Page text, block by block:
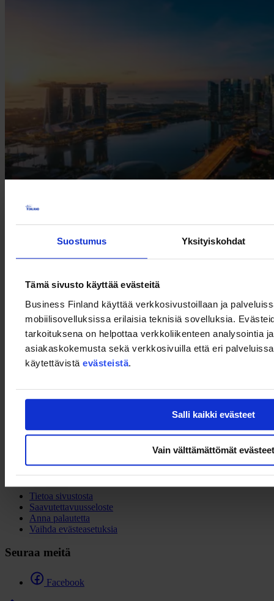
Suostumus Yksityiskohdat
Tämä sivusto käyttää evästeitä
Business Finland käyttää verkkosivustoillaan ja
mobiilisovelluksissa erilaisia teknisiä sovelluksia.
tarkoituksena on helpottaa verkkoliikenteen analysointia
asiakaskokemusta sekä verkkosivuilla että eri
käytettävistä evästeistä.
Salli kaikki evästeet
Vain välttämättömät evästeet
Aamupäivätilaisuus, jossa keskitytään Singaporeen ja siihen, miten
tarkoitettu kaikille, jotka ovat kiinnostuneita oppimaan lisää
Singaporen liiketoimintaympäristöstä ja harkitsevat
liiketoimintatoiminnan aloittamista Singaporessa.
Tapahtuma on englanniksi. Katso lisäätästä.
Porkkalankatu 1
Linkkejä
Tietoa sivustosta
Saavutettavuusseloste
Anna palautetta
Vaihda evästeasetuksia
Seuraa meitä
Facebook